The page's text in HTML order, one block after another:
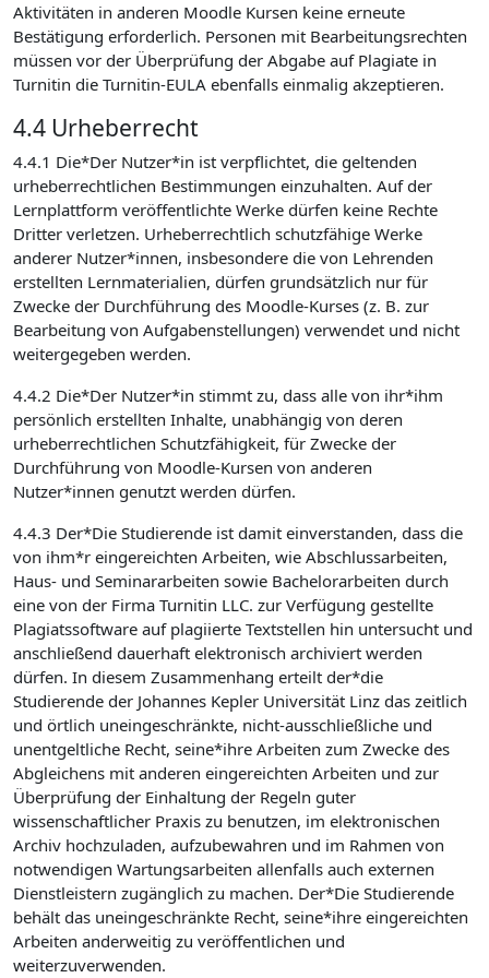
Aktivitäten in anderen Moodle Kursen keine erneute
Bestätigung erforderlich. Personen mit Bearbeitungsrechten
müssen vor der Überprüfung der Abgabe auf Plagiate in
Turnitin die Turnitin-EULA ebenfalls einmalig akzeptieren.
4.4 Urheberrecht
4.4.1 Die*Der Nutzer*in ist verpflichtet, die geltenden
urheberrechtlichen Bestimmungen einzuhalten. Auf der
Lernplattform veröffentlichte Werke dürfen keine Rechte
Dritter verletzen. Urheberrechtlich schutzfähige Werke
anderer Nutzer*innen, insbesondere die von Lehrenden
erstellten Lernmaterialien, dürfen grundsätzlich nur für
Zwecke der Durchführung des Moodle-Kurses (z. B. zur
Bearbeitung von Aufgabenstellungen) verwendet und nicht
weitergegeben werden.
4.4.2 Die*Der Nutzer*in stimmt zu, dass alle von ihr*ihm
persönlich erstellten Inhalte, unabhängig von deren
urheberrechtlichen Schutzfähigkeit, für Zwecke der
Durchführung von Moodle-Kursen von anderen
Nutzer*innen genutzt werden dürfen.
4.4.3 Der*Die Studierende ist damit einverstanden, dass die
von ihm*r eingereichten Arbeiten, wie Abschlussarbeiten,
Haus- und Seminararbeiten sowie Bachelorarbeiten durch
eine von der Firma Turnitin LLC. zur Verfügung gestellte
Plagiatssoftware auf plagiierte Textstellen hin untersucht und
anschließend dauerhaft elektronisch archiviert werden
dürfen. In diesem Zusammenhang erteilt der*die
Studierende der Johannes Kepler Universität Linz das zeitlich
und örtlich uneingeschränkte, nicht-ausschließliche und
unentgeltliche Recht, seine*ihre Arbeiten zum Zwecke des
Abgleichens mit anderen eingereichten Arbeiten und zur
Überprüfung der Einhaltung der Regeln guter
wissenschaftlicher Praxis zu benutzen, im elektronischen
Archiv hochzuladen, aufzubewahren und im Rahmen von
notwendigen Wartungsarbeiten allenfalls auch externen
Dienstleistern zugänglich zu machen. Der*Die Studierende
behält das uneingeschränkte Recht, seine*ihre eingereichten
Arbeiten anderweitig zu veröffentlichen und
weiterzuverwenden.